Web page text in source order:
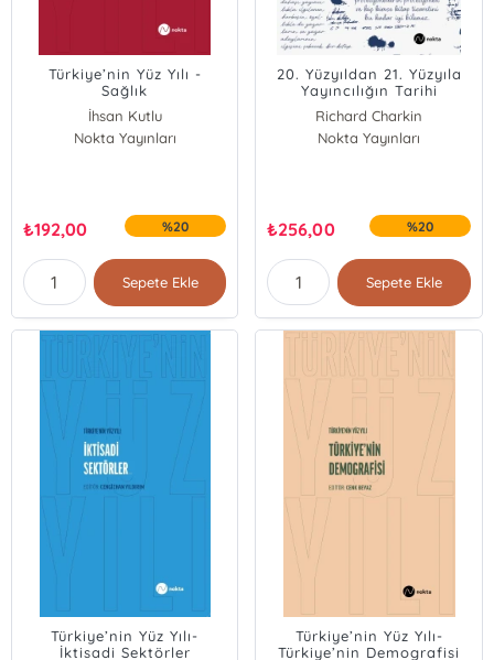
Türkiye’nin Yüz Yılı -
Sağlık
İhsan Kutlu
Nokta Yayınları
₺192,00 %20
Sepete Ekle
20. Yüzyıldan 21. Yüzyıla
Yayıncılığın Tarihi
Richard Charkin
Nokta Yayınları
₺256,00 %20
Sepete Ekle
Türkiye’nin Yüz Yılı-
İktisadi Sektörler
Türkiye’nin Yüz Yılı-
Türkiye’nin Demografisi